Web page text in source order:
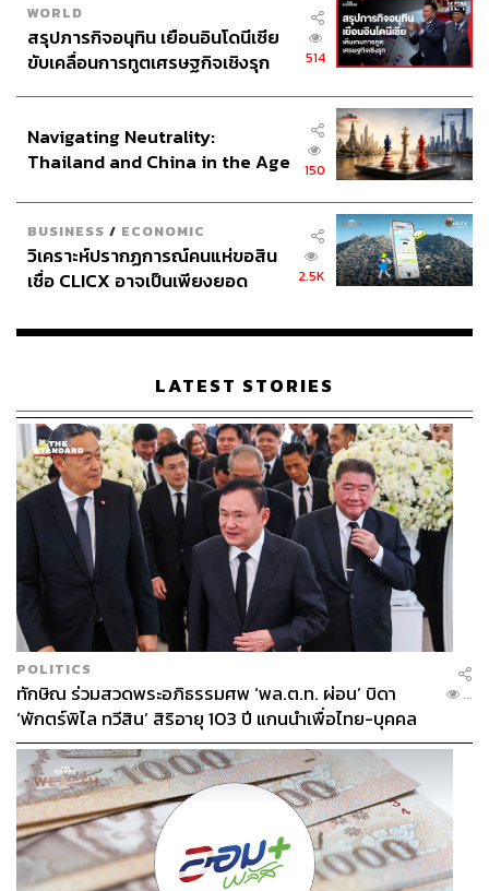
WORLD
สรุปภารกิจอนุทิน เยือนอินโดนีเซีย
ขับเคลื่อนการทูตเศรษฐกิจเชิงรุก
514
Navigating Neutrality:
Thailand and China in the Age
150
BUSINESS / ECONOMIC
วิเคราะห์ปรากฏการณ์คนแห่ขอสิน
เชื่อ CLICX อาจเป็นเพียงยอด
เรือนไทยที่ถูกซุกไว้
2.5K
LATEST STORIES
POLITICS
ทักษิณ ร่วมสวดพระอภิธรรมศพ ‘พล.ต.ท. ผ่อน’ บิดา
‘พักตร์พิไล ทวีสิน’ สิริอายุ 103 ปี แกนนำเพื่อไทย-บุคคล
หลากวงการร่วมอาลัย
...